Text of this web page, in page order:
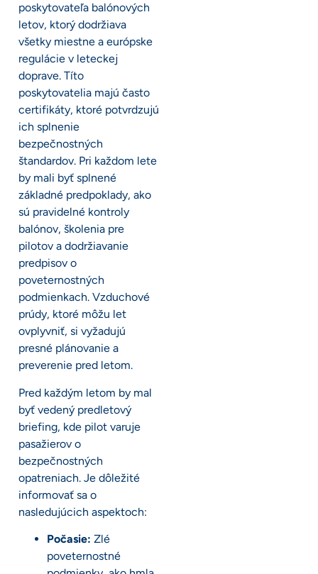
poskytovateľa balónových
letov, ktorý dodržiava
všetky miestne a európske
regulácie v leteckej
doprave. Títo
poskytovatelia majú často
certifikáty, ktoré potvrdzujú
ich splnenie
bezpečnostných
štandardov. Pri každom lete
by mali byť splnené
základné predpoklady, ako
sú pravidelné kontroly
balónov, školenia pre
pilotov a dodržiavanie
predpisov o
poveternostných
podmienkach. Vzduchové
prúdy, ktoré môžu let
ovplyvniť, si vyžadujú
presné plánovanie a
preverenie pred letom.
Pred každým letom by mal
byť vedený predletový
briefing, kde pilot varuje
pasažierov o
bezpečnostných
opatreniach. Je dôležité
informovať sa o
nasledujúcich aspektoch:
Počasie: Zlé
poveternostné